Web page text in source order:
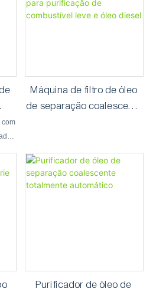
com
de
Máquina de filtro de óleo
de separação coalescente
combustível leve e óleo
diesel
Purificador de óleo de